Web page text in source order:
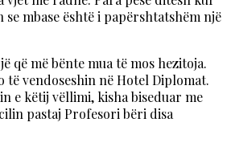
mbase është i papërshtatshëm një
që më bënte mua të mos hezitoja.
vendoseshin në Hotel Diplomat.
e këtij vëllimi, kisha biseduar me
pastaj Profesori bëri disa